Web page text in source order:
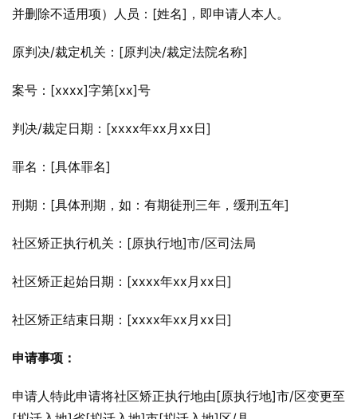
并删除不适用项）人员：[姓名]，即申请人本人。
原判决/裁定机关：[原判决/裁定法院名称]
案号：[xxxx]字第[xx]号
判决/裁定日期：[xxxx年xx月xx日]
罪名：[具体罪名]
刑期：[具体刑期，如：有期徒刑三年，缓刑五年]
社区矫正执行机关：[原执行地]市/区司法局
社区矫正起始日期：[xxxx年xx月xx日]
社区矫正结束日期：[xxxx年xx月xx日]
申请事项：
申请人特此申请将社区矫正执行地由[原执行地]市/区变更至